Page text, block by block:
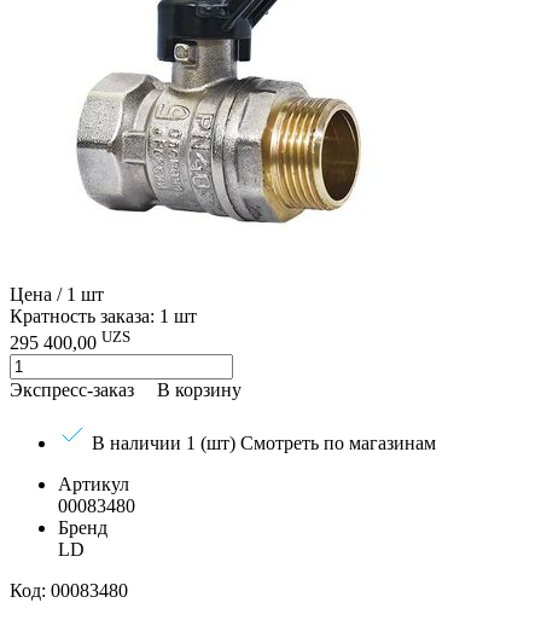
Цена / 1 шт
Кратность заказа: 1 шт
295 400,00 UZS
Экспресс-заказ В корзину
В наличии 1 (шт) Смотреть по магазинам
Артикул
00083480
Бренд
LD
Код: 00083480